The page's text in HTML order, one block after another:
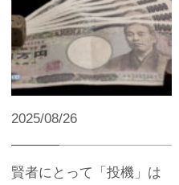
2025/08/26
賢者にとって「投機」は